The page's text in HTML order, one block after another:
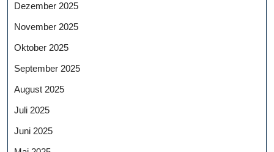
Dezember 2025
November 2025
Oktober 2025
September 2025
August 2025
Juli 2025
Juni 2025